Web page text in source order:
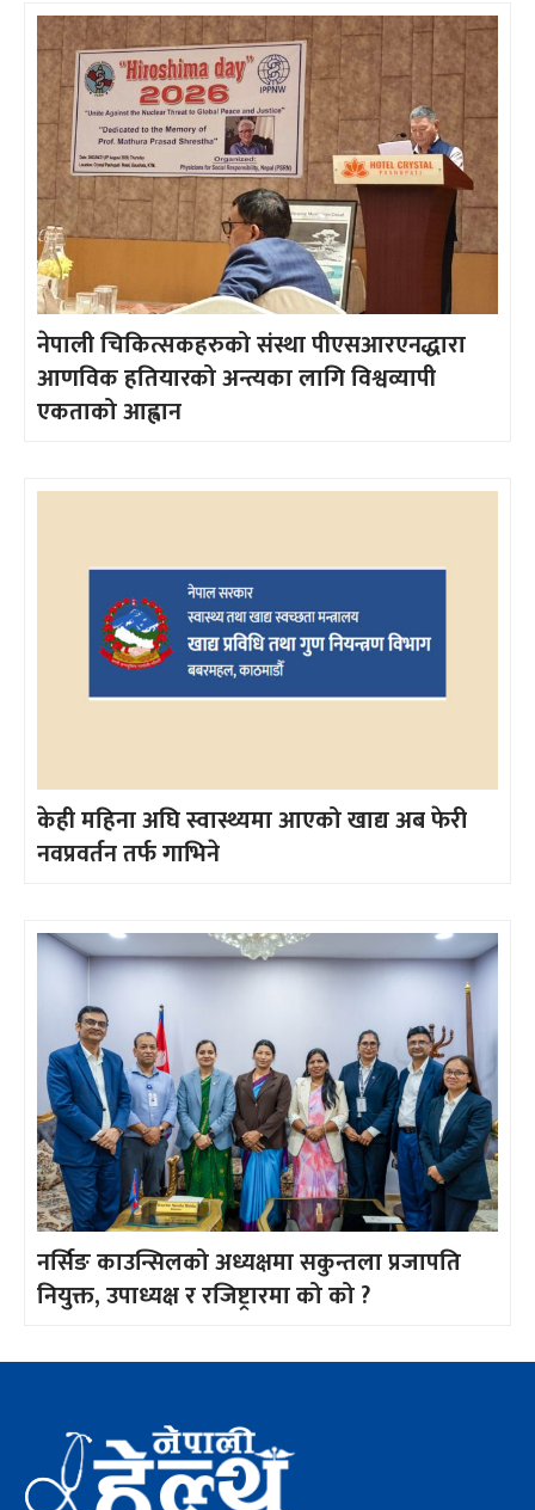
नेपाली चिकित्सकहरुको संस्था पीएसआरएनद्धारा
आणविक हतियारको अन्त्यका लागि विश्वव्यापी
एकताको आह्वान
केही महिना अघि स्वास्थ्यमा आएको खाद्य अब फेरी
नवप्रवर्तन तर्फ गाभिने
नर्सिङ काउन्सिलको अध्यक्षमा सकुन्तला प्रजापति
नियुक्त, उपाध्यक्ष र रजिष्ट्रारमा को को ?